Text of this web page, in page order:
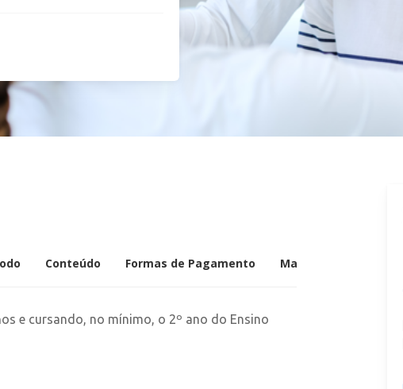
Conteúdo Formas de Pagamento Mais Informações
e cursando, no mínimo, o 2º ano do Ensino